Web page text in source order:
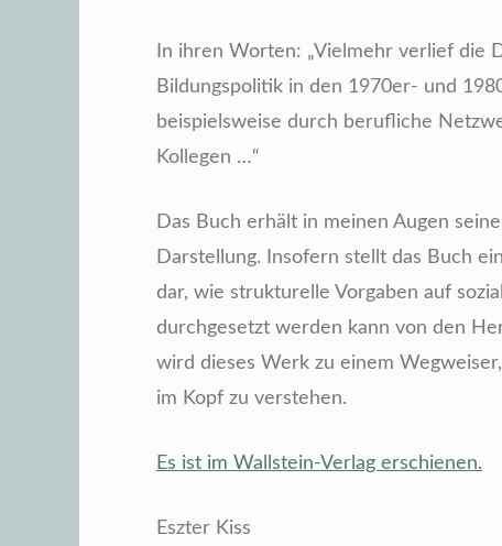
In ihren Worten: „Vielmehr verlief die
Bildungspolitik in den 1970er- und
beispielsweise durch berufliche
Kollegen …“
Das Buch erhält in meinen Augen
Darstellung. Insofern stellt das Buch
dar, wie strukturelle Vorgaben auf
durchgesetzt werden kann von den
wird dieses Werk zu einem
im Kopf zu verstehen.
Es ist im Wallstein-Verlag erschienen.
Eszter Kiss